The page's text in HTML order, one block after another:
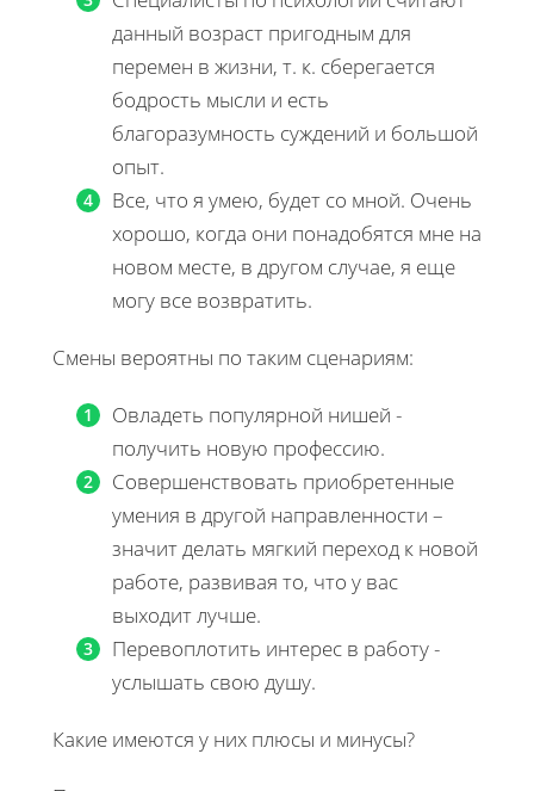
данный возраст пригодным для
перемен в жизни, т. к. сберегается
бодрость мысли и есть
благоразумность суждений и большой
опыт.
Все, что я умею, будет со мной. Очень
хорошо, когда они понадобятся мне на
новом месте, в другом случае, я еще
могу все возвратить.
Смены вероятны по таким сценариям:
Овладеть популярной нишей -
получить новую профессию.
Совершенствовать приобретенные
умения в другой направленности –
значит делать мягкий переход к новой
работе, развивая то, что у вас
выходит лучше.
Перевоплотить интерес в работу -
услышать свою душу.
Какие имеются у них плюсы и минусы?